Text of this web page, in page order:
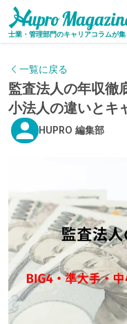
士業・管理部門のキャリアコラムが
一覧に戻る
監査法人の年収徹
小法人の違いとキ
HUPRO 編集部